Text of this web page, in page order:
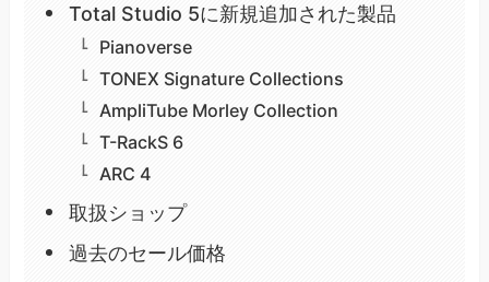
Total Studio 5に新規追加された製品
Pianoverse
TONEX Signature Collections
AmpliTube Morley Collection
T-RackS 6
ARC 4
取扱ショップ
過去のセール価格